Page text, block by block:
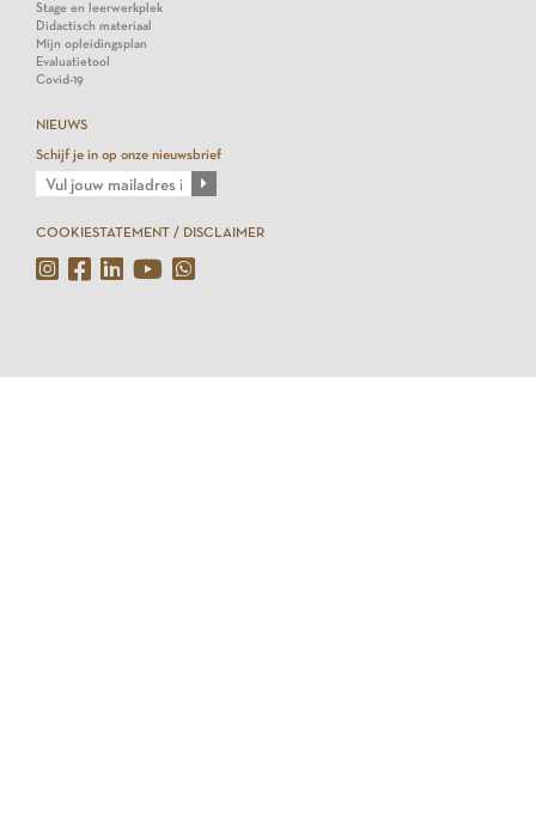
Stage en leerwerkplek
Didactisch materiaal
Mijn opleidingsplan
Evaluatietool
Covid-19
NIEUWS
Schijf je in op onze nieuwsbrief
COOKIESTATEMENT / DISCLAIMER